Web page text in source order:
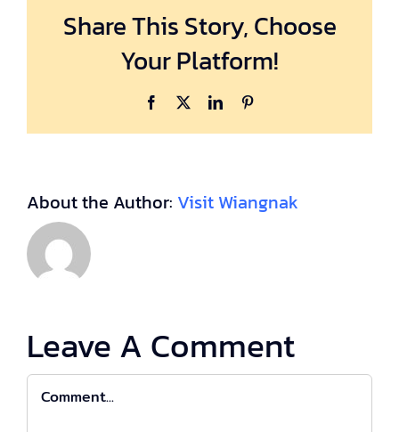
Share This Story, Choose
Your Platform!
Facebook LinkedIn
About the Author: Visit Wiangnak
Leave A Comment
Comment